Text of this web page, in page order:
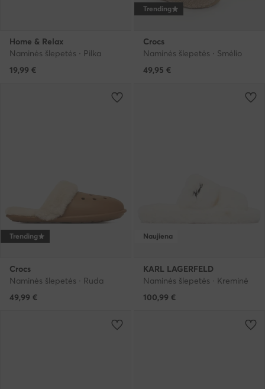
Home & Relax
Naminės šlepetės · Pilka
19,99 €
Trending
Crocs
Naminės šlepetės · Smėlio
49,95 €
Trending
Crocs
Naminės šlepetės · Ruda
49,99 €
Naujiena
KARL LAGERFELD
Naminės šlepetės · Kreminė
100,99 €